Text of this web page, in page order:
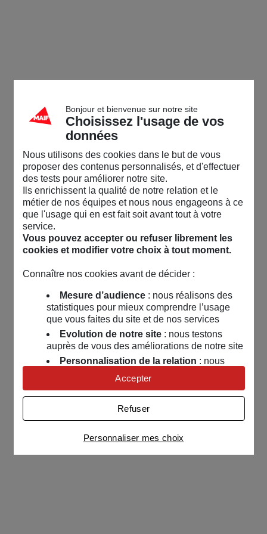
Bonjour et bienvenue sur notre site
Choisissez l'usage de vos
données
Nous utilisons des cookies dans le but de vous
proposer des contenus personnalisés, et d'effectuer
des tests pour améliorer notre site.
Ils enrichissent la qualité de notre relation et le
métier de nos équipes et nous nous engageons à ce
que l'usage qui en est fait soit avant tout à votre
service.
Vous pouvez accepter ou refuser librement les
cookies et modifier votre choix à tout moment.
Connaître nos cookies avant de décider :
Mesure d’audience: nous réalisons des
statistiques pour mieux comprendre l’usage
que vous faites du site et de nos services
Evolution de notre site: nous testons
auprès de vous des améliorations de notre site
Personnalisation de la relation : nous
nous servons de cookies pour adapter nos
contenus et personnaliser nos offres
Univers publicitaire: nous utilisons avec
nos partenaires des cookies pour afficher des
publicités personnalisées
Connaître notre politique cookies et la liste de nos
partenaires
Personnaliser mes choix
Refuser
Accepter